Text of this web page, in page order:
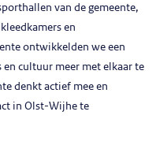
van de gemeente,
en
ontwikkelden we een
cultuur meer met elkaar te
denkt actief mee en
in Olst-Wijhe te